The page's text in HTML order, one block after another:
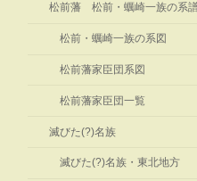
松前藩 松前・蠣崎一族の系
松前・蠣崎一族の系図
松前藩家臣団系図
松前藩家臣団一覧
滅びた(?)名族
滅びた(?)名族・東北地方